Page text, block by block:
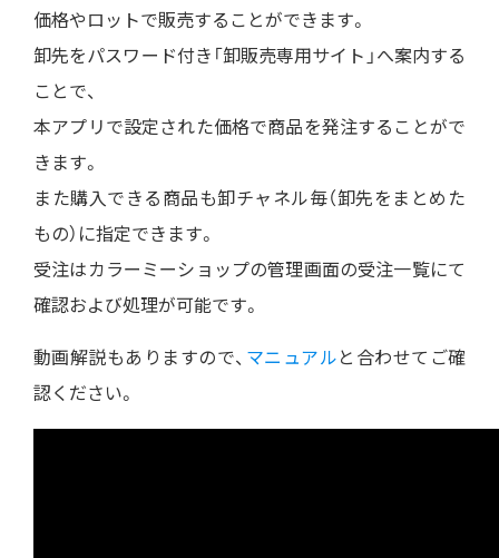
価格やロットで販売することができます。
卸先をパスワード付き「卸販売専用サイト」へ案内する
ことで、
本アプリで設定された価格で商品を発注することがで
きます。
また購入できる商品も卸チャネル毎（卸先をまとめた
もの）に指定できます。
受注はカラーミーショップの管理画面の受注一覧にて
確認および処理が可能です。
動画解説もありますので、 マニュアル と合わせてご確
認ください。